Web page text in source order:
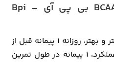
نحوه مصرف بست BCAA بی پی آی – Bpi
برای کسب نتیجه بیشتر و بهتر، روزانه ۱ پیمانه قبل از
تمرینات برای بهبود عملکرد، ۱ پیمانه در طول تمرین